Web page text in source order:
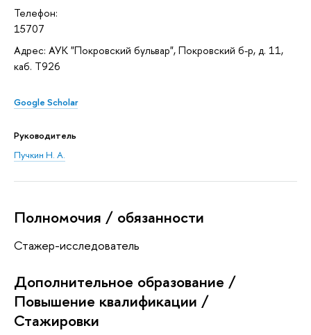
Телефон:
15707
Адрес: АУК "Покровский бульвар", Покровский б-р, д. 11,
каб. T926
Google Scholar
Руководитель
Пучкин Н. А.
Полномочия / обязанности
Стажер-исследователь
Дополнительное образование /
Повышение квалификации /
Стажировки